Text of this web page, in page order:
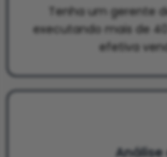
Tenha um gerente
executando mais de
efetiva